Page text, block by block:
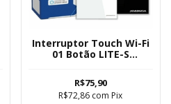
Interruptor Touch Wi-Fi
01 Botão LITE-S
R$75,90
R$72,86 com Pix